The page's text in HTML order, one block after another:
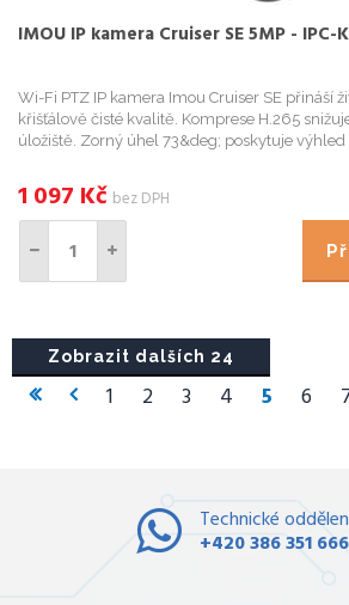
IMOU IP kamera Cruiser SE 5MP - IPC-
Wi-Fi PTZ IP kamera Imou Cruiser SE přináší
křišťálově čisté kvalitě. Komprese H.265
úložiště. Zorný úhel 73&deg; poskytuje výhled
1 097 Kč bez DPH
Zobrazit dalších 24
1 2 3 4 5 6
Technické
+420 386 351 666